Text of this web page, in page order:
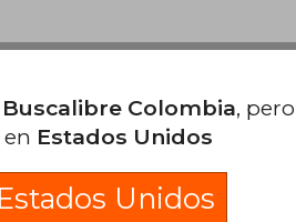
evaluación .
Buscalibre Colombia, pero
Estados Unidos
Unidos